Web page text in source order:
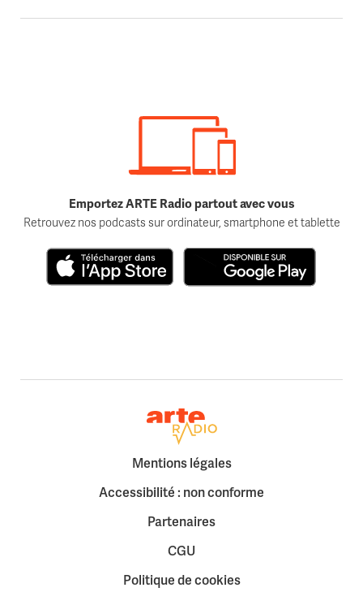
Emportez ARTE Radio partout avec vous
Retrouvez nos podcasts sur ordinateur, smartphone et tablette
Retour à la page d'accueil
Mentions légales
Accessibilité : non conforme
Partenaires
CGU
Politique de cookies